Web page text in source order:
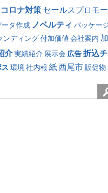
コロナ対策 セールスプロモ
ータ作成 ノベルティ パッケー
ンディング 付加価値 会社案内
介 実績紹介 展示会 広告 折込
環境 社内報 紙西尾市 販促物